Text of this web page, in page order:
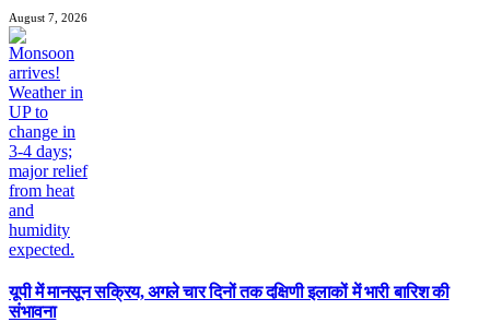
August 7, 2026
यूपी में मानसून सक्रिय, अगले चार दिनों तक दक्षिणी इलाकों में भारी बारिश की
संभावना